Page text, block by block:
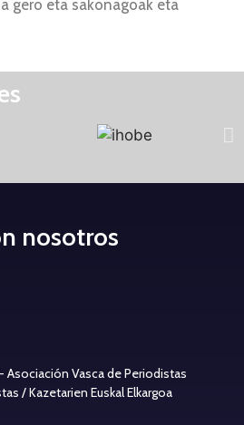
gero eta sakonagoak eta
nosotros
Asociación Vasca de Periodistas
/ Kazetarien Euskal Elkargoa